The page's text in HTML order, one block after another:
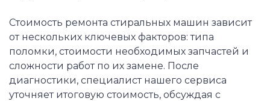
Стоимость ремонта стиральных машин зависит
от нескольких ключевых факторов: типа
поломки, стоимости необходимых запчастей и
сложности работ по их замене. После
диагностики, специалист нашего сервиса
уточняет итоговую стоимость, обсуждая с